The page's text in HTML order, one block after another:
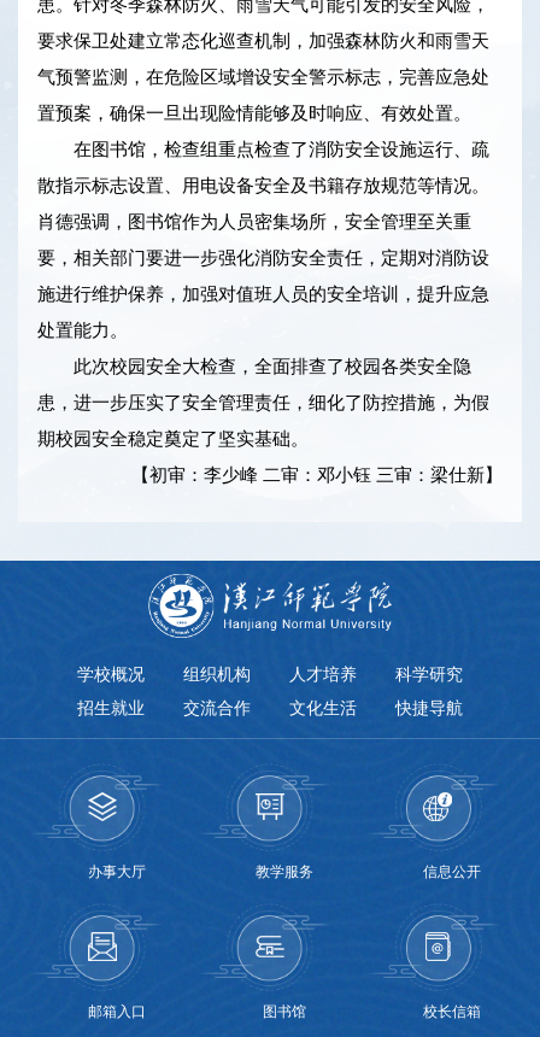
要求保卫处建立常态化巡查机制，加强森林防火和雨雪天
气预警监测，在危险区域增设安全警示标志，完善应急处
置预案，确保一旦出现险情能够及时响应、有效处置。
在图书馆，检查组重点检查了消防安全设施运行、疏
散指示标志设置、用电设备安全及书籍存放规范等情况。
肖德强调，图书馆作为人员密集场所，安全管理至关重
要，相关部门要进一步强化消防安全责任，定期对消防设
施进行维护保养，加强对值班人员的安全培训，提升应急
处置能力。
此次校园安全大检查，全面排查了校园各类安全隐
患，进一步压实了安全管理责任，细化了防控措施，为假
期校园安全稳定奠定了坚实基础。
【初审：李少峰 二审：邓小钰 三审：梁仕新】
学校概况 组织机构 人才培养
科学研究
招生就业
交流合作 文化生活 快捷导航
办事大厅 教学服务 信息公开
邮箱入口 图书馆 校长信箱